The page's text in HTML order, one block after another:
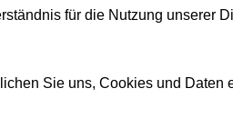
für die Nutzung unserer
Sie uns, Cookies und Daten